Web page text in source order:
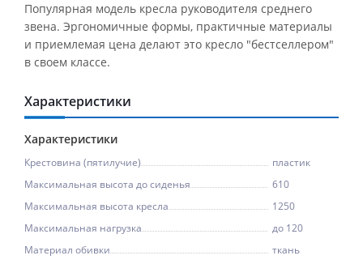
Популярная модель кресла руководителя среднего
звена. Эргономичные формы, практичные материалы
и приемлемая цена делают это кресло "бестселлером"
в своем классе.
Характеристики
Характеристики
Крестовина (пятилучие)
пластик
Максимальная высота до сиденья
610
Максимальная высота кресла
1250
Максимальная нагрузка
до 120
Материал обивки
ткань